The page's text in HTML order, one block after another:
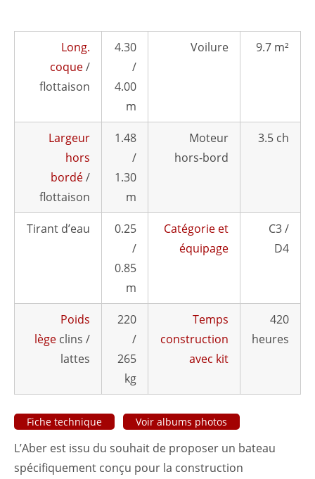
Long.
coque/
flottaison
4.30
/
4.00
m
Voilure 9.7 m²
Largeur
hors
bordé/
flottaison
1.48
/
1.30
m
Moteur
hors-bord
3.5 ch
Tirant d’eau
0.25
/
0.85
m
Catégorie et
équipage
C3 /
D4
Poids
lège clins /
lattes
220
/
265
kg
Temps
construction
avec kit
420
heures
Fiche technique Voir albums photos
L’Aber est issu du souhait de proposer un bateau
spécifiquement conçu pour la construction